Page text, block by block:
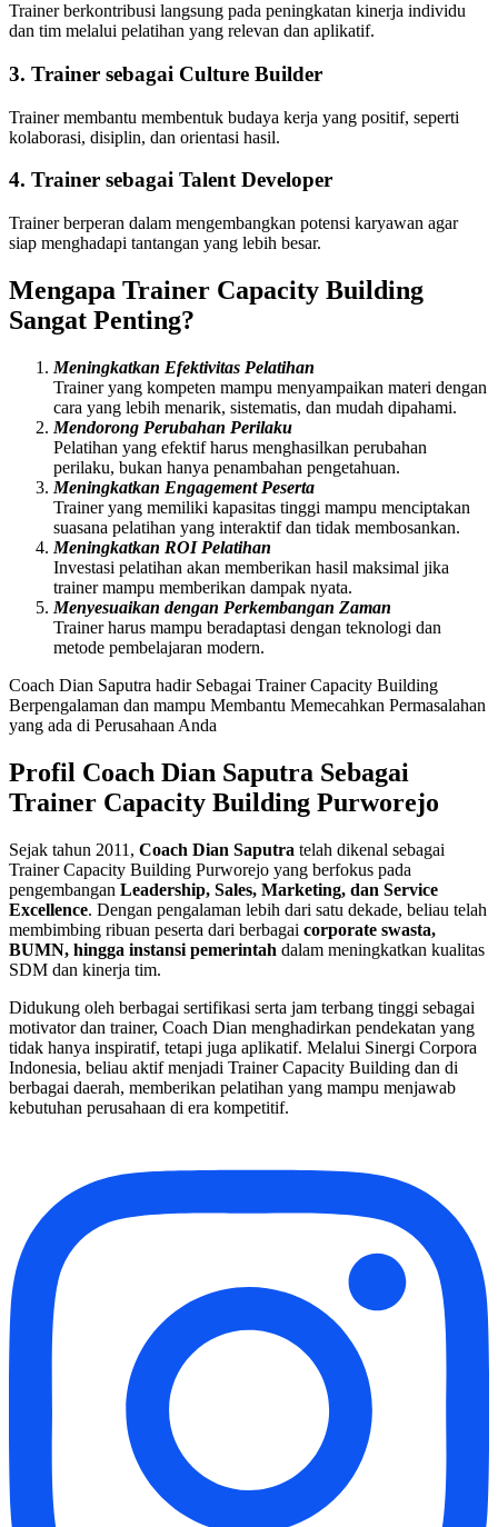
Trainer berkontribusi langsung pada peningkatan kinerja individu
dan tim melalui pelatihan yang relevan dan aplikatif.
3. Trainer sebagai Culture Builder
Trainer membantu membentuk budaya kerja yang positif, seperti
kolaborasi, disiplin, dan orientasi hasil.
4. Trainer sebagai Talent Developer
Trainer berperan dalam mengembangkan potensi karyawan agar
siap menghadapi tantangan yang lebih besar.
Mengapa Trainer Capacity Building
Sangat Penting?
Meningkatkan Efektivitas Pelatihan
Trainer yang kompeten mampu menyampaikan materi dengan
cara yang lebih menarik, sistematis, dan mudah dipahami.
Mendorong Perubahan Perilaku
Pelatihan yang efektif harus menghasilkan perubahan
perilaku, bukan hanya penambahan pengetahuan.
Meningkatkan Engagement Peserta
Trainer yang memiliki kapasitas tinggi mampu menciptakan
suasana pelatihan yang interaktif dan tidak membosankan.
Meningkatkan ROI Pelatihan
Investasi pelatihan akan memberikan hasil maksimal jika
trainer mampu memberikan dampak nyata.
Menyesuaikan dengan Perkembangan Zaman
Trainer harus mampu beradaptasi dengan teknologi dan
metode pembelajaran modern.
Coach Dian Saputra hadir Sebagai Trainer Capacity Building
Berpengalaman dan mampu Membantu Memecahkan Permasalahan
yang ada di Perusahaan Anda
Profil Coach Dian Saputra Sebagai
Trainer Capacity Building Purworejo
Sejak tahun 2011, Coach Dian Saputra telah dikenal sebagai
Trainer Capacity Building Purworejo yang berfokus pada
pengembangan Leadership, Sales, Marketing, dan Service
Excellence. Dengan pengalaman lebih dari satu dekade, beliau telah
membimbing ribuan peserta dari berbagai corporate swasta,
BUMN, hingga instansi pemerintah dalam meningkatkan kualitas
SDM dan kinerja tim.
Didukung oleh berbagai sertifikasi serta jam terbang tinggi sebagai
motivator dan trainer, Coach Dian menghadirkan pendekatan yang
tidak hanya inspiratif, tetapi juga aplikatif. Melalui Sinergi Corpora
Indonesia, beliau aktif menjadi Trainer Capacity Building dan di
berbagai daerah, memberikan pelatihan yang mampu menjawab
kebutuhan perusahaan di era kompetitif.